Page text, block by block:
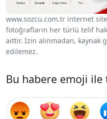
www.sozcu.com.tr internet
fotoğrafların her türlü telif
aittir. İzin alınmadan, kaynak
edilemez.
Bu habere emoji ile